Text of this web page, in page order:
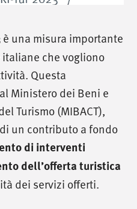
è una misura importante
che vogliono
Questa
Ministero dei Beni e
Turismo (MIBACT),
un contributo a fondo
di interventi
dell’offerta turistica
dei servizi offerti.